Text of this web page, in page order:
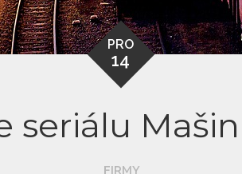
PRO
14
seriálu
FIRMY